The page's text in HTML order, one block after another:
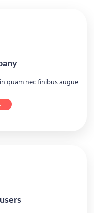
quam nec finibus augue